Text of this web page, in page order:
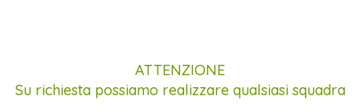
ATTENZIONE
Su richiesta possiamo realizzare qualsiasi squadra